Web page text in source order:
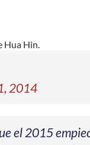
Hua Hin.
2014
el 2015